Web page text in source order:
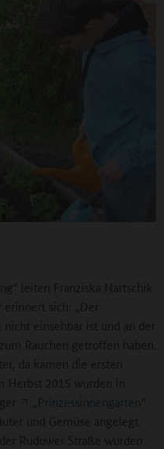
leiten Franziska Nartschik
sich: „Der
einsehbar ist und an der
Rauchen getroffen haben.
da kamen die ersten
Herbst 2015 wurden in
„Prinzessinnengarten“
und Gemüse angelegt.
Rudower Straße wurden